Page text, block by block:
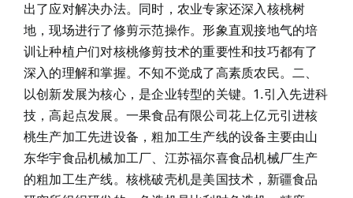
出了应对解决办法。同时，农业专家还深入核桃树
地，现场进行了修剪示范操作。形象直观接地气的培
训让种植户们对核桃修剪技术的重要性和技巧都有了
深入的理解和掌握。不知不觉成了高素质农民。二、
以创新发展为核心，是企业转型的关键。1.引入先进科
技，高起点发展。一果食品有限公司花上亿元引进核
桃生产加工先进设备，粗加工生产线的设备主要由山
东华宇食品机械加工厂、江苏福尔喜食品机械厂生产
的粗加工生产线。核桃破壳机是美国技术，新疆食品